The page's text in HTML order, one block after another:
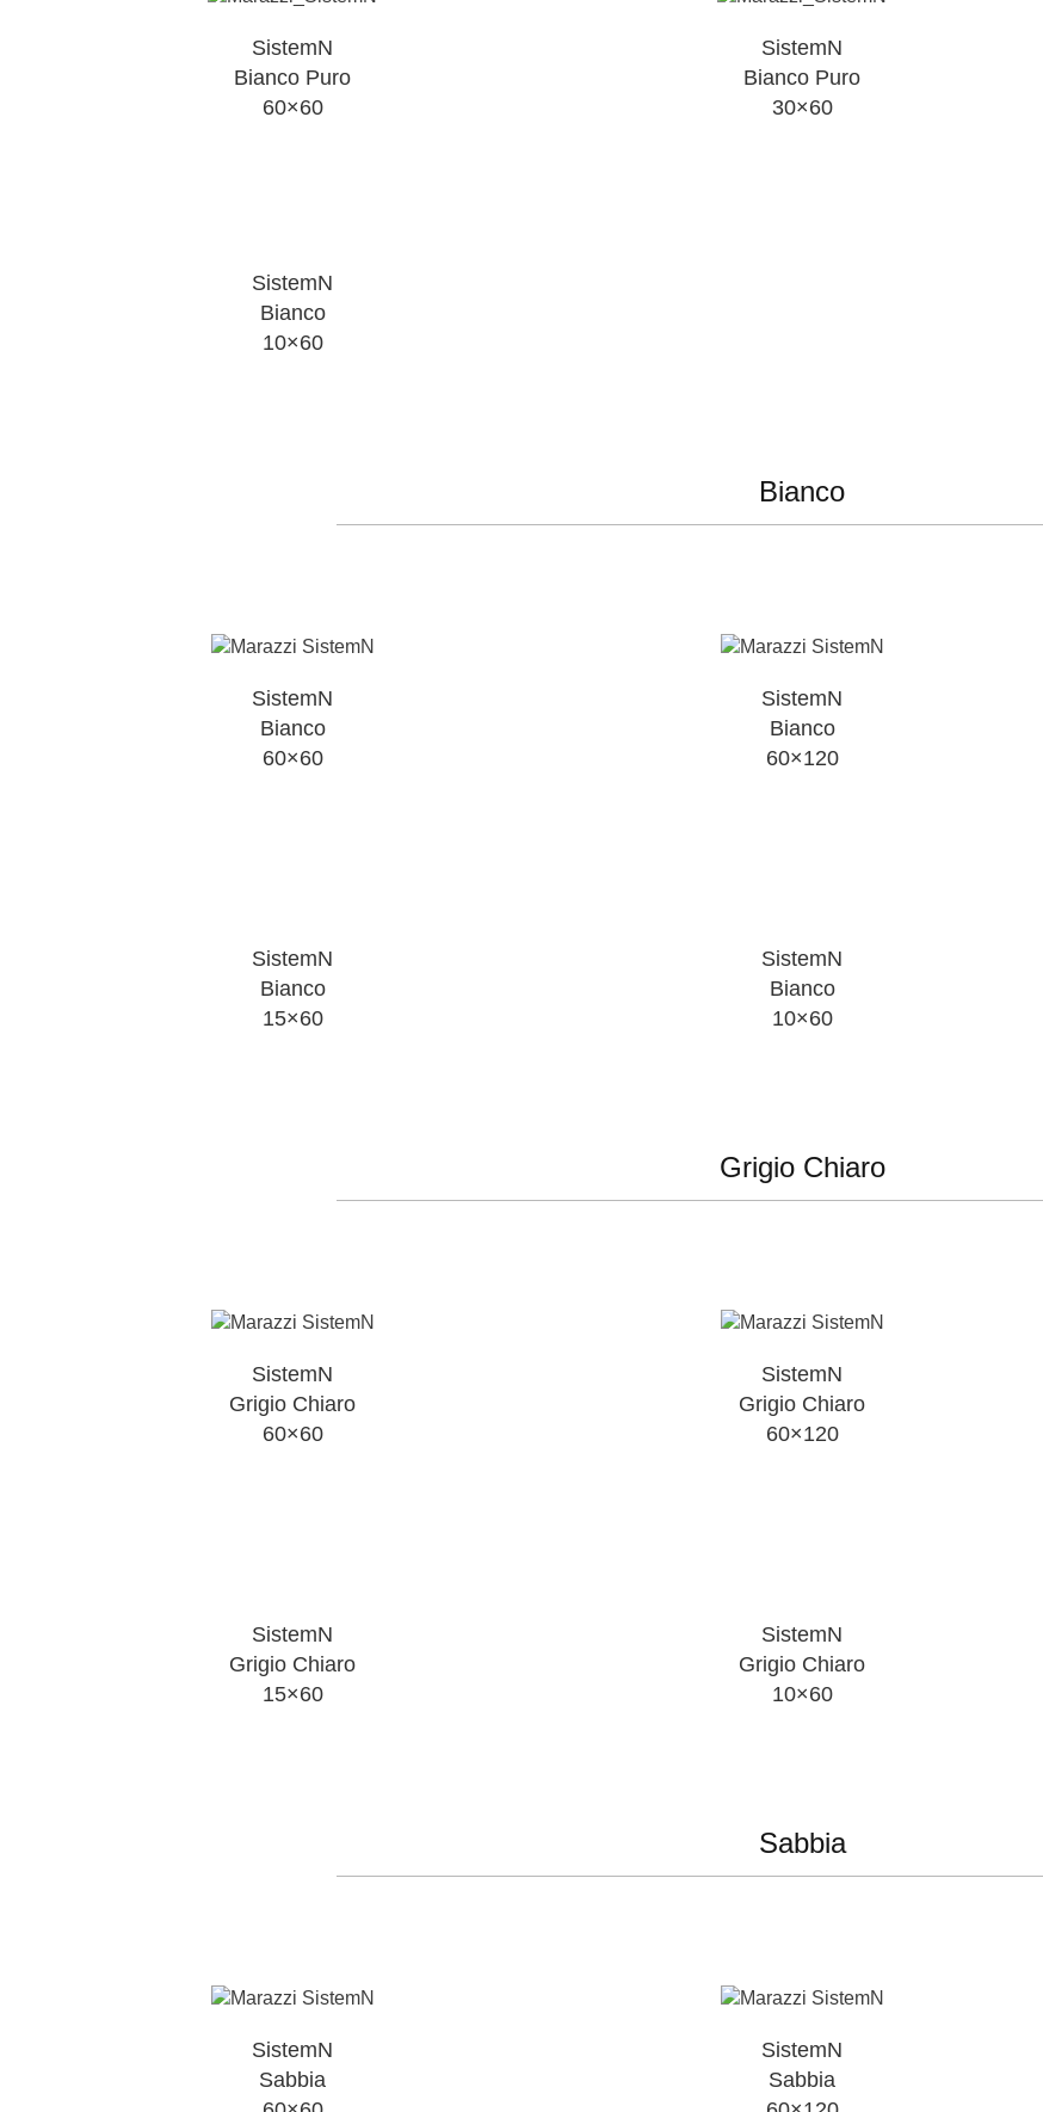
SistemN
Bianco Puro
60×60
SistemN
Bianco Puro
30×60
SistemN
Bianco
10×60
Bianco
SistemN
Bianco
60×60
SistemN
Bianco
60×120
SistemN
Bianco
15×60
SistemN
Bianco
10×60
Grigio Chiaro
SistemN
Grigio Chiaro
60×60
SistemN
Grigio Chiaro
60×120
SistemN
Grigio Chiaro
15×60
SistemN
Grigio Chiaro
10×60
Sabbia
SistemN
Sabbia
SistemN
Sabbia